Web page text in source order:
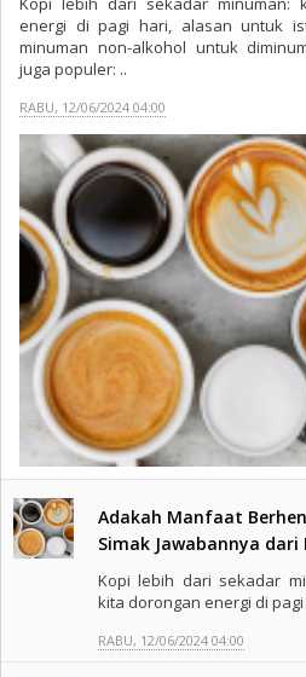
energi di pagi hari, alasan untuk
minuman non-alkohol untuk
juga populer: ..
RABU, 12/06/2024 04:00
Adakah Manfaat
Simak Jawabannya dari
Kopi lebih dari sekadar
kita dorongan energi di
RABU, 12/06/2024 04:00